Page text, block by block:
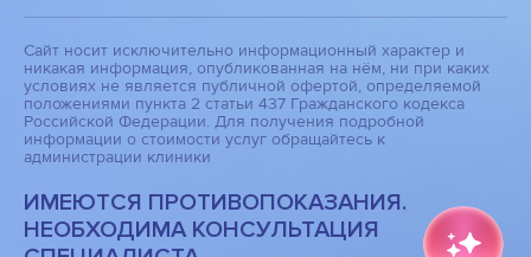
Сайт носит исключительно информационный характер и
никакая информация, опубликованная на нём, ни при каких
условиях не является публичной офертой, определяемой
положениями пункта 2 статьи 437 Гражданского кодекса
Российской Федерации. Для получения подробной
информации о стоимости услуг обращайтесь к
администрации клиники
ИМЕЮТСЯ ПРОТИВОПОКАЗАНИЯ.
НЕОБХОДИМА КОНСУЛЬТАЦИЯ